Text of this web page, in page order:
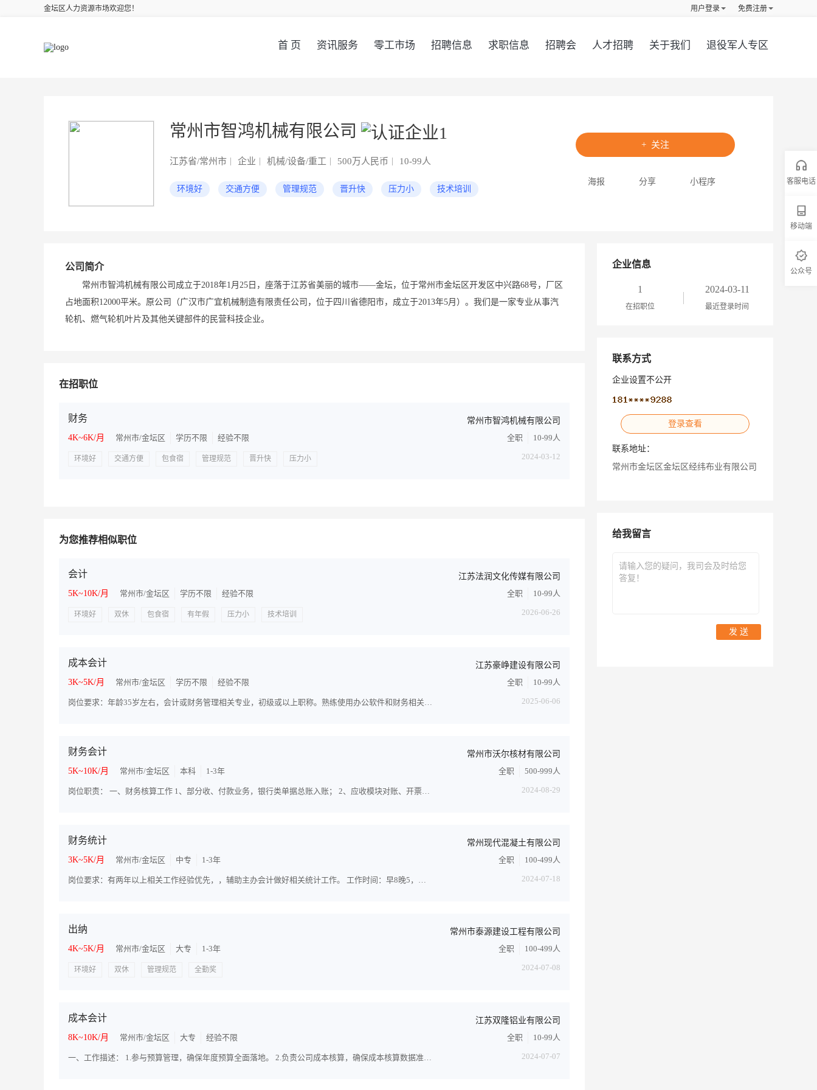
金坛区人力资源市场欢迎您！ 免费注册
用户登录
首 页 资讯服务 零工市场 招聘信息 求职信息 招聘会 人才招聘 关于我们 退役军人专区
常州市智鸿机械有限公司
江苏省/常州市 企业 机械/设备/重工 500万人民币 10-99人
环境好 交通方便 管理规范 晋升快 压力小 技术培训
+ 关注
海报 分享 小程序
公司简介
常州市智鸿机械有限公司成立于2018年1月25日，座落于江苏省美丽的城市——金坛，位于常州市金坛区开发区中兴路68号，厂区
占地面积12000平米。原公司（广汉市广宜机械制造有限责任公司，位于四川省德阳市，成立于2013年5月）。我们是一家专业从事汽
轮机、燃气轮机叶片及其他关键部件的民营科技企业。
在招职位
财务
常州市智鸿机械有限公司
4K~6K/月
常州市/金坛区 学历不限 经验不限 全职 10-99人
环境好 交通方便 包食宿 管理规范 晋升快 压力小 2024-03-12
为您推荐相似职位
会计
江苏法润文化传媒有限公司
5K~10K/月
常州市/金坛区 学历不限 经验不限 全职 10-99人
环境好 双休 包食宿 有年假 压力小 技术培训 2026-06-26
成本会计
江苏豪峥建设有限公司
3K~5K/月
常州市/金坛区 学历不限 经验不限 全职 10-99人
岗位要求：年龄35岁左右，会计或财务管理相关专业，初级或以上职称。熟练使用办公软件和财务相关软件。具有良好的沟通... 2025-06-06
财务会计
常州市沃尔核材有限公司
5K~10K/月
常州市/金坛区 本科 1-3年 全职 500-999人
岗位职责： 一、财务核算工作 1、部分收、付款业务，银行类单据总账入账； 2、应收模块对账、开票并做部分账务处理；3... 2024-08-29
财务统计
常州现代混凝土有限公司
3K~5K/月
常州市/金坛区 中专 1-3年 全职 100-499人
岗位要求：有两年以上相关工作经验优先，，辅助主办会计做好相关统计工作。 工作时间：早8晚5，午休2小时，单休 2024-07-18
出纳
常州市泰源建设工程有限公司
4K~5K/月
常州市/金坛区 大专 1-3年 全职 100-499人
环境好 双休 管理规范 全勤奖 2024-07-08
成本会计
江苏双隆铝业有限公司
8K~10K/月
常州市/金坛区 大专 经验不限 全职 10-99人
一、工作描述： 1.参与预算管理，确保年度预算全面落地。 2.负责公司成本核算，确保成本核算数据准确，为财务分析提供... 2024-07-07
企业信息
1
在招职位
2024-03-11
最近登录时间
联系方式
企业设置不公开
登录查看
联系地址：
常州市金坛区金坛区经纬布业有限公司
给我留言
发 送
客服电话
移动端
公众号